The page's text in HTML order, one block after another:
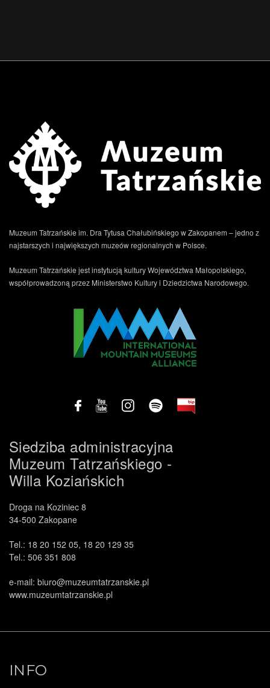
Muzeum Tatrzańskie im. Dra Tytusa Chałubińskiego w Zakopanem – jedno z
najstarszych i największych muzeów regionalnych w Polsce.
Muzeum Tatrzańskie jest instytucją kultury Województwa Małopolskiego,
współprowadzoną przez Ministerstwo Kultury i Dziedzictwa Narodowego.
Siedziba administracyjna
Muzeum Tatrzańskiego -
Willa Koziańskich
Droga na Koziniec 8
34-500 Zakopane
Tel.: 18 20 152 05, 18 20 129 35
Tel.: 506 351 808
e-mail: biuro@muzeumtatrzanskie.pl
www.muzeumtatrzanskie.pl
INFO
.